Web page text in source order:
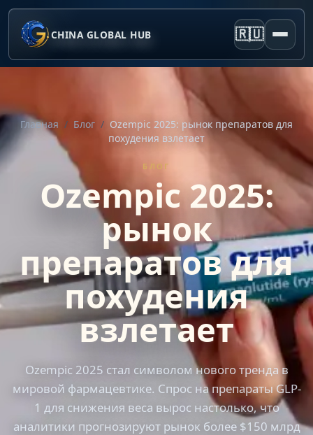
CHINA GLOBAL HUB 🇷🇺
Главная / Блог / Ozempic 2025: рынок препаратов для
похудения взлетает
БЛОГ
Ozempic 2025:
рынок
препаратов для
похудения
взлетает
Ozempic 2025 стал символом нового тренда в
мировой фармацевтике. Спрос на препараты GLP-
1 для снижения веса вырос настолько, что
аналитики прогнозируют рынок более $150 млрд